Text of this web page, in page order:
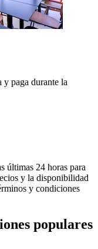
y paga durante la
últimas 24 horas para
y la disponibilidad
y condiciones
populares